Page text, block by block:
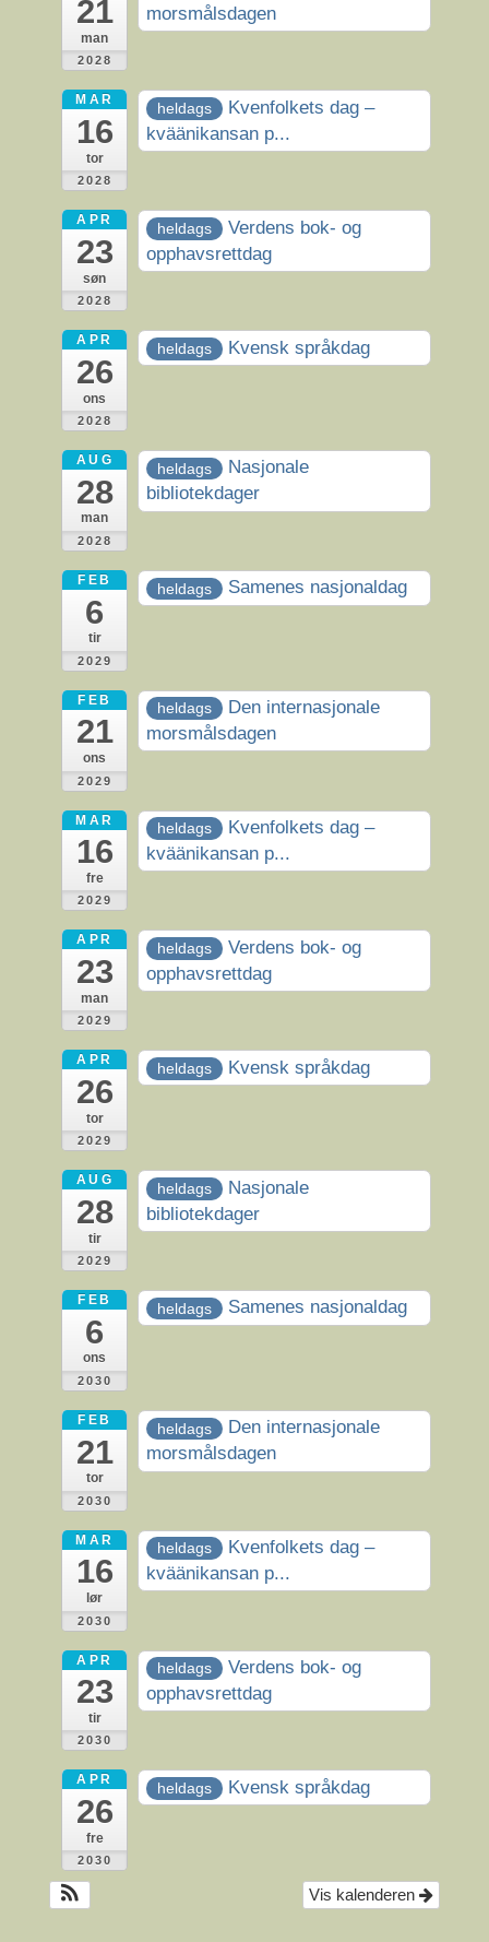
21
man
2028
morsmålsdagen
MAR
16
tor
2028
heldags
Kvenfolkets dag –
kväänikansan p...
APR
23
søn
2028
heldags
Verdens bok- og
opphavsrettdag
APR
26
ons
2028
heldags Kvensk språkdag
AUG
28
man
2028
heldags
Nasjonale
bibliotekdager
FEB
6
tir
2029
heldags Samenes nasjonaldag
FEB
21
ons
2029
heldags
Den internasjonale
morsmålsdagen
MAR
16
fre
2029
heldags
Kvenfolkets dag –
kväänikansan p...
APR
23
man
2029
heldags
Verdens bok- og
opphavsrettdag
APR
26
tor
2029
heldags Kvensk språkdag
AUG
28
tir
2029
heldags
Nasjonale
bibliotekdager
FEB
6
ons
2030
heldags Samenes nasjonaldag
FEB
21
tor
2030
heldags
Den internasjonale
morsmålsdagen
MAR
16
lør
2030
heldags
Kvenfolkets dag –
kväänikansan p...
APR
23
tir
2030
heldags
Verdens bok- og
opphavsrettdag
APR
26
fre
2030
heldags Kvensk språkdag
Vis kalenderen